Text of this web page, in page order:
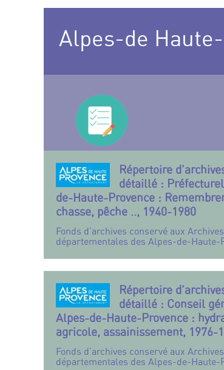
Alpes-de
Répertoire
détaillé :
de-Haute-Provence :
chasse, pêche .., 1940-1980
Fonds d’archives conservé aux Archives
départementales des Alpes-de-Haute-
Répertoire
détaillé : Conseil
Alpes-de-Haute-Provence :
agricole, assainissement, 1976-
Fonds d’archives conservé aux Archives
départementales des Alpes-de-Haute-